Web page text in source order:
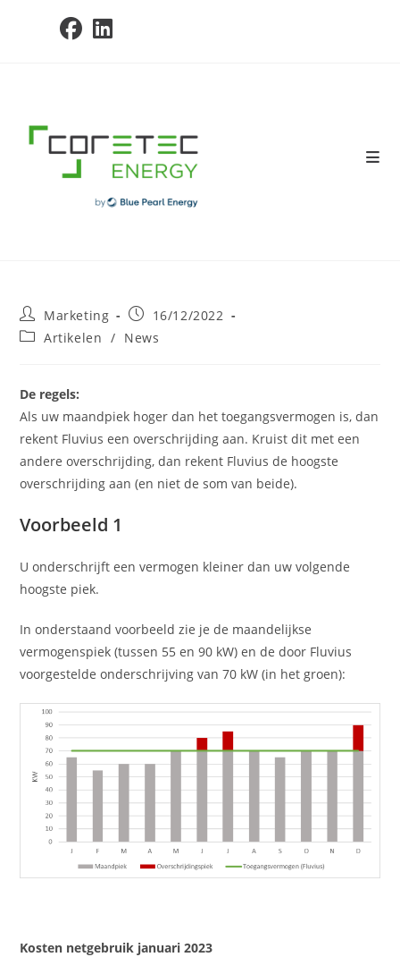
Post
author:
Marketing
Post
published:
16/12/2022
PostArtikelen / News
De regels:
Als uw maandpiek hoger dan het toegangsvermogen is, dan
rekent Fluvius een overschrijding aan. Kruist dit met een
andere overschrijding, dan rekent Fluvius de hoogste
overschrijding aan (en niet de som van beide).
Voorbeeld 1
U onderschrijft een vermogen kleiner dan uw volgende
hoogste piek.
In onderstaand voorbeeld zie je de maandelijkse
vermogenspiek (tussen 55 en 90 kW) en de door Fluvius
voorgestelde onderschrijving van 70 kW (in het groen):
Kosten netgebruik januari 2023